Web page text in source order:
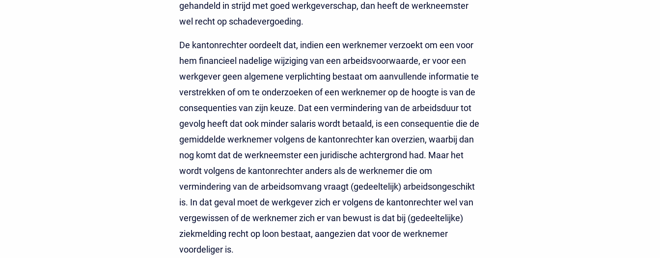
gehandeld in strijd met goed werkgeverschap, dan heeft de werkneemster
wel recht op schadevergoeding.
De kantonrechter oordeelt dat, indien een werknemer verzoekt om een voor
hem financieel nadelige wijziging van een arbeidsvoorwaarde, er voor een
werkgever geen algemene verplichting bestaat om aanvullende informatie te
verstrekken of om te onderzoeken of een werknemer op de hoogte is van de
consequenties van zijn keuze. Dat een vermindering van de arbeidsduur tot
gevolg heeft dat ook minder salaris wordt betaald, is een consequentie die de
gemiddelde werknemer volgens de kantonrechter kan overzien, waarbij dan
nog komt dat de werkneemster een juridische achtergrond had. Maar het
wordt volgens de kantonrechter anders als de werknemer die om
vermindering van de arbeidsomvang vraagt (gedeeltelijk) arbeidsongeschikt
is. In dat geval moet de werkgever zich er volgens de kantonrechter wel van
vergewissen of de werknemer zich er van bewust is dat bij (gedeeltelijke)
ziekmelding recht op loon bestaat, aangezien dat voor de werknemer
voordeliger is.